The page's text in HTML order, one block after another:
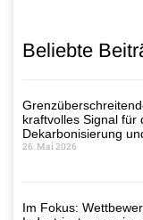
Beliebte
kraftvolles Signal für
Dekarbonisierung
26. Mai 2026
Im Fokus: